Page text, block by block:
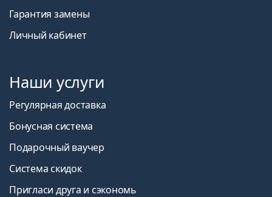
Гарантия замены
Личный кабинет
Наши услуги
Регулярная доставка
Бонусная система
Подарочный ваучер
Система скидок
Пригласи друга и сэкономь